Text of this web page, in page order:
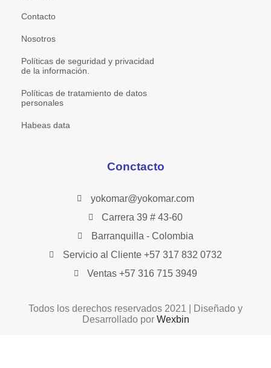
Contacto
Nosotros
Políticas de seguridad y privacidad
de la información.
Políticas de tratamiento de datos
personales
Habeas data
Conctacto
yokomar@yokomar.com
Carrera 39 # 43-60
Barranquilla - Colombia
Servicio al Cliente +57 317 832 0732
Ventas +57 316 715 3949
Todos los derechos reservados 2021 | Diseñado y
Desarrollado por Wexbin